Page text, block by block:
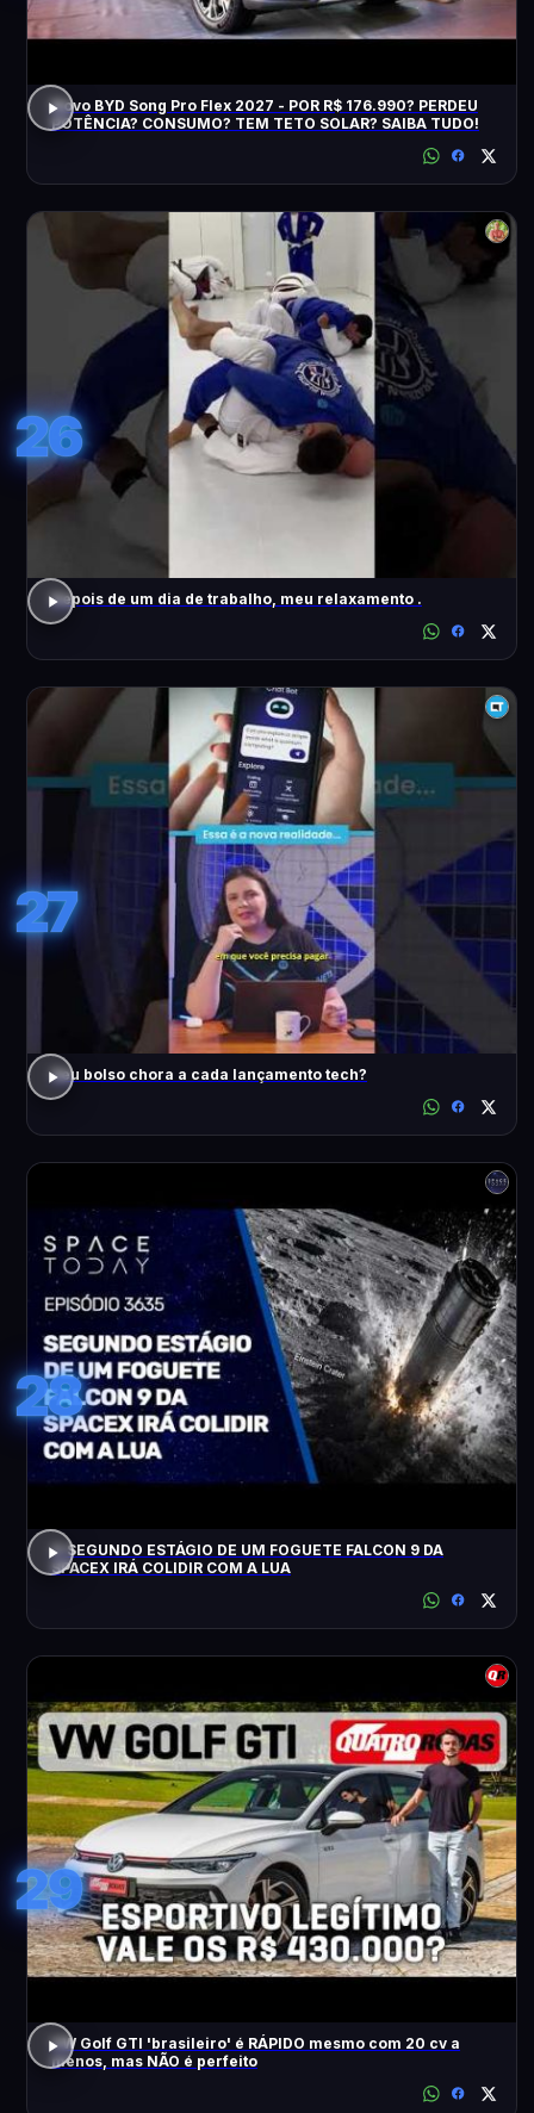
Novo BYD Song Pro Flex 2027 - POR R$ 176.990? PERDEU
POTÊNCIA? CONSUMO? TEM TETO SOLAR? SAIBA TUDO!
26
Depois de um dia de trabalho, meu relaxamento .
27
Seu bolso chora a cada lançamento tech?
28
O SEGUNDO ESTÁGIO DE UM FOGUETE FALCON 9 DA
SPACEX IRÁ COLIDIR COM A LUA
29
VW Golf GTI 'brasileiro' é RÁPIDO mesmo com 20 cv a
menos, mas NÃO é perfeito